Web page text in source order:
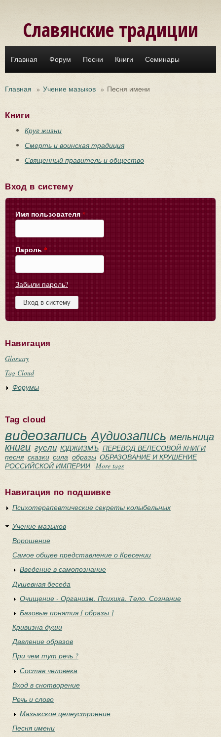
Славянские традиции
Главная Форум Песни Книги Семинары
Главная » Учение мазыков » Песня имени
Книги
Круг жизни
Смерть и воинская традиция
Священный правитель и общество
Вход в систему
Имя пользователя *
Пароль *
Забыли пароль?
Навигация
Glossary
Tag Cloud
Форумы
Tag cloud
видеозапись Аудиозапись мельница
книги гусли ЮДЖИЗМЪ ПЕРЕВОД ВЕЛЕСОВОЙ КНИГИ
песня сказки сила образы ОБРАЗОВАНИЕ И КРУШЕНИЕ
РОССИЙСКОЙ ИМПЕРИИ More tags
Навигация по подшивке
Психотерапевтические секреты колыбельных
Учение мазыков
Ворошение
Самое общее представление о Кресении
Введение в самопознание
Душевная беседа
Очищение - Организм. Психика. Тело. Сознание
Базовые понятия [ образы ]
Кривизна души
Давление образов
При чем тут речь ?
Состав человека
Вход в снотворение
Речь и слово
Мазыкское целеустроение
Песня имени